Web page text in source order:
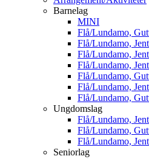
Barnelag
MINI
Flå/Lundamo,
Flå/Lundamo,
Flå/Lundamo,
Flå/Lundamo,
Flå/Lundamo,
Flå/Lundamo,
Flå/Lundamo,
Ungdomslag
Flå/Lundamo,
Flå/Lundamo,
Flå/Lundamo,
Seniorlag